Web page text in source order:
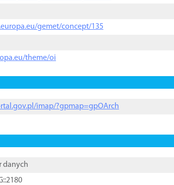
gemet/concept/135
theme/oi
imap/?gpmap=gpOArch
danych